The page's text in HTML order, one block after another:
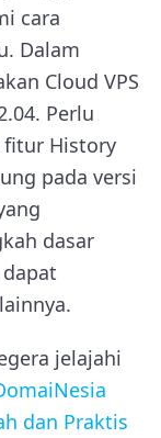
cara
Dalam
Cloud VPS
Perlu
History
pada versi
dasar
jelajahi
dan Praktis